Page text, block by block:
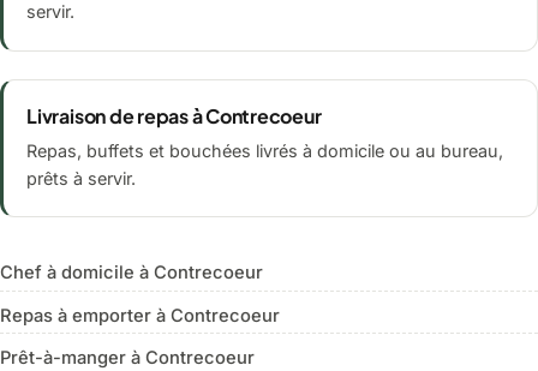
servir.
Livraison de repas à Contrecoeur
Repas, buffets et bouchées livrés à domicile ou au bureau,
prêts à servir.
Chef à domicile à Contrecoeur
Repas à emporter à Contrecoeur
Prêt-à-manger à Contrecoeur